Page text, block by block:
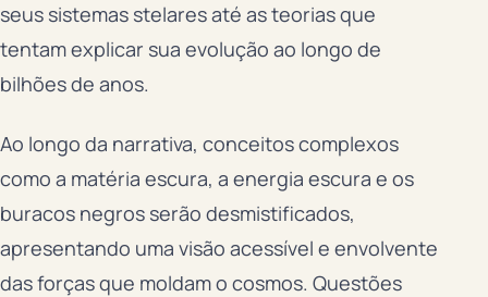
seus sistemas stelares até as teorias que
tentam explicar sua evolução ao longo de
bilhões de anos.
Ao longo da narrativa, conceitos complexos
como a matéria escura, a energia escura e os
buracos negros serão desmistificados,
apresentando uma visão acessível e envolvente
das forças que moldam o cosmos. Questões